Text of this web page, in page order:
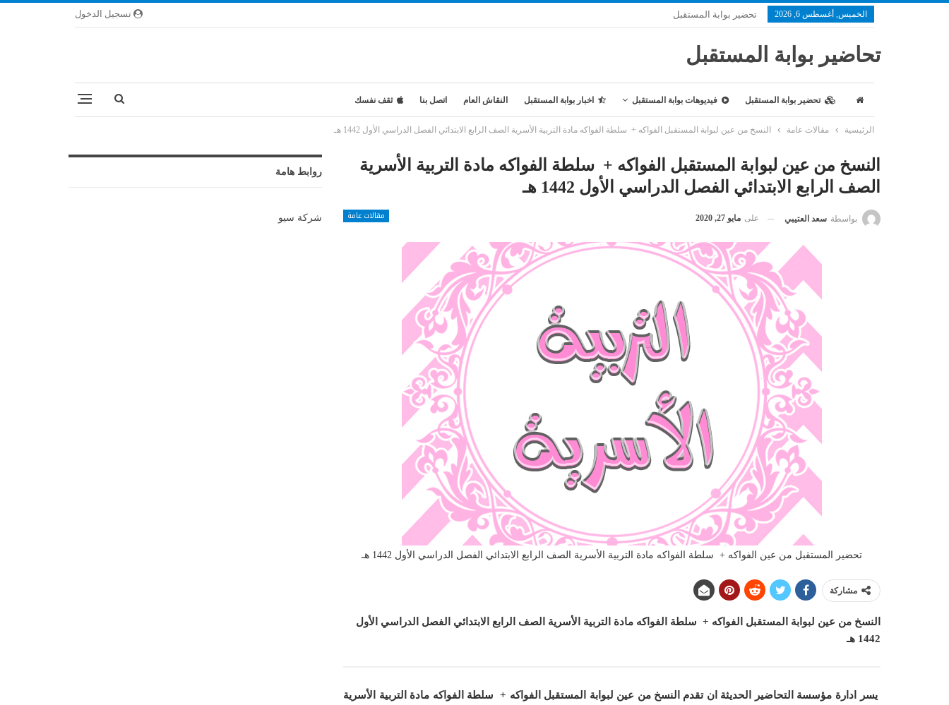
تسجيل الدخول الخميس, أغسطس 6, 2026 تحضير بوابة المستقبل
تحاضير بوابة المستقبل
تحضير بوابة المستقبل فيديوهات بوابة المستقبل اخبار بوابة المستقبل النقاش العام اتصل بنا ثقف نفسك
الرئيسية مقالات عامة النسخ من عين لبوابة المستقبل الفواكه + سلطة الفواكه مادة التربية الأسرية الصف الرابع الابتدائي الفصل الدراسي الأول 1442 هـ
النسخ من عين لبوابة المستقبل الفواكه + سلطة الفواكه مادة التربية الأسرية
الصف الرابع الابتدائي الفصل الدراسي الأول 1442 هـ
مقالات عامة بواسطة سعد العتيبي على مايو 27, 2020
تحضير المستقبل من عين الفواكه + سلطة الفواكه مادة التربية الأسرية الصف الرابع الابتدائي الفصل الدراسي الأول 1442 هـ
مشاركة
النسخ من عين لبوابة المستقبل الفواكه + سلطة الفواكه مادة التربية الأسرية الصف الرابع الابتدائي الفصل الدراسي الأول
1442 هـ
يسر ادارة مؤسسة التحاضير الحديثة ان تقدم النسخ من عين لبوابة المستقبل الفواكه + سلطة الفواكه مادة التربية الأسرية
روابط هامة
شركة سيو